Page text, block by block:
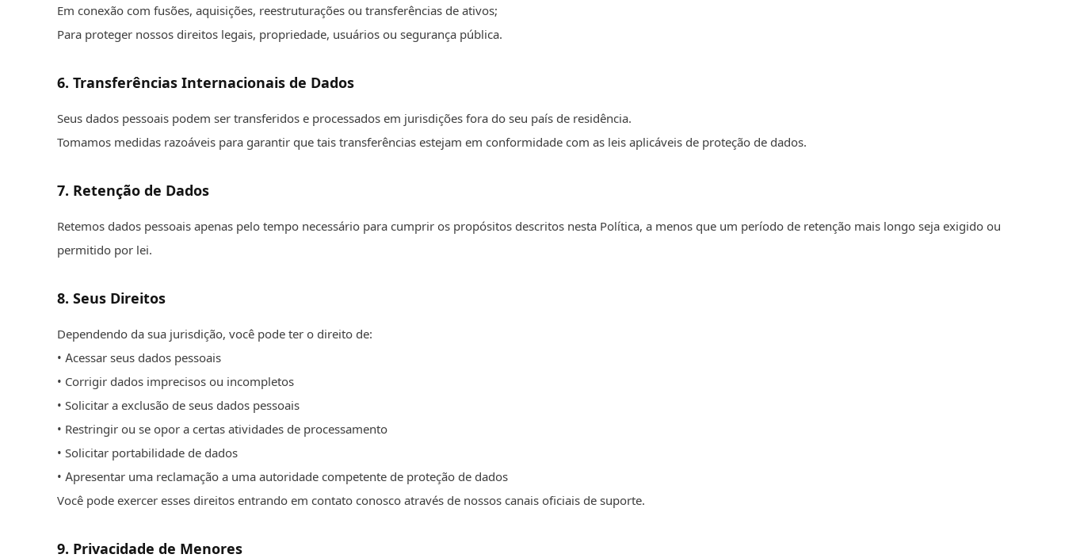
Em conexão com fusões, aquisições, reestruturações ou transferências de ativos;
Para proteger nossos direitos legais, propriedade, usuários ou segurança pública.
6. Transferências Internacionais de Dados
Seus dados pessoais podem ser transferidos e processados em jurisdições fora do seu país de residência.
Tomamos medidas razoáveis para garantir que tais transferências estejam em conformidade com as leis aplicáveis de proteção de dados.
7. Retenção de Dados
Retemos dados pessoais apenas pelo tempo necessário para cumprir os propósitos descritos nesta Política, a menos que um período de retenção mais longo seja exigido ou
permitido por lei.
8. Seus Direitos
Dependendo da sua jurisdição, você pode ter o direito de:
• Acessar seus dados pessoais
• Corrigir dados imprecisos ou incompletos
• Solicitar a exclusão de seus dados pessoais
• Restringir ou se opor a certas atividades de processamento
• Solicitar portabilidade de dados
• Apresentar uma reclamação a uma autoridade competente de proteção de dados
Você pode exercer esses direitos entrando em contato conosco através de nossos canais oficiais de suporte.
9. Privacidade de Menores